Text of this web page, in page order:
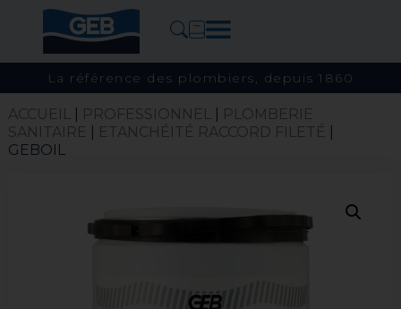
La référence des plombiers, depuis 1860
ACCUEIL| PROFESSIONNEL|
PLOMBERIE
SANITAIRE
ETANCHÉITÉ RACCORD FILETÉ
GEBOIL